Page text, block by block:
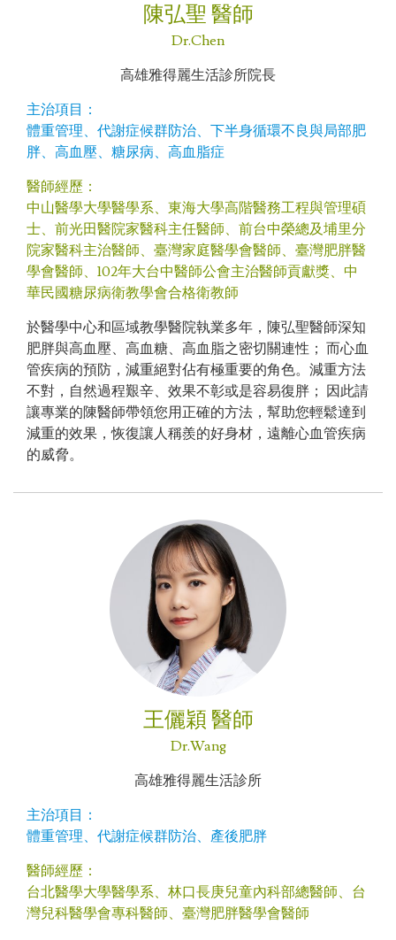
陳弘聖 醫師
Dr.Chen
高雄雅得麗生活診所院長
主治項目：
體重管理、代謝症候群防治、下半身循環不良與局部肥
胖、高血壓、糖尿病、高血脂症
醫師經歷：
中山醫學大學醫學系、東海大學高階醫務工程與管理碩
士、前光田醫院家醫科主任醫師、前台中榮總及埔里分
院家醫科主治醫師、臺灣家庭醫學會醫師、臺灣肥胖醫
學會醫師、102年大台中醫師公會主治醫師貢獻獎、中
華民國糖尿病衛教學會合格衛教師
於醫學中心和區域教學醫院執業多年，陳弘聖醫師深知
肥胖與高血壓、高血糖、高血脂之密切關連性； 而心血
管疾病的預防，減重絕對佔有極重要的角色。減重方法
不對，自然過程艱辛、效果不彰或是容易復胖； 因此請
讓專業的陳醫師帶領您用正確的方法，幫助您輕鬆達到
減重的效果，恢復讓人稱羨的好身材，遠離心血管疾病
的威脅。
王儷穎 醫師
Dr.Wang
高雄雅得麗生活診所
主治項目：
體重管理、代謝症候群防治、產後肥胖
醫師經歷：
台北醫學大學醫學系、林口長庚兒童內科部總醫師、台
灣兒科醫學會專科醫師、臺灣肥胖醫學會醫師